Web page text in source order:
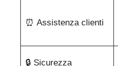
⏰ Assistenza clienti
🔒 Sicurezza